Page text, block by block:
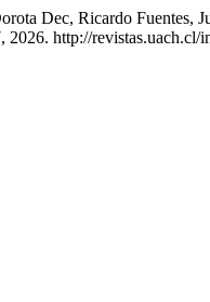
Dec, Ricardo Fuentes,
2026. http://